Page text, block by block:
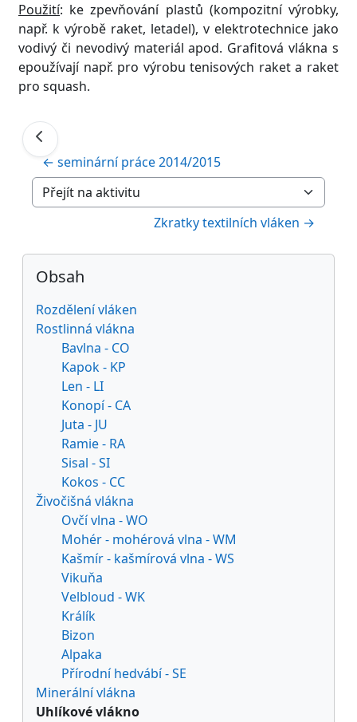
Použití: ke zpevňování plastů (kompozitní výrobky,
např. k výrobě raket, letadel), v elektrotechnice jako
vodivý či nevodivý materiál apod. Grafitová vlákna s
epoužívají např. pro výrobu tenisových raket a raket
pro squash.
← seminární práce 2014/2015
Přejít na aktivitu
Zkratky textilních vláken →
Bloky
Přeskočit: Obsah
Obsah
Rozdělení vláken
Rostlinná vlákna
Bavlna - CO
Kapok - KP
Len - LI
Konopí - CA
Juta - JU
Ramie - RA
Sisal - SI
Kokos - CC
Živočišná vlákna
Ovčí vlna - WO
Mohér - mohérová vlna - WM
Kašmír - kašmírová vlna - WS
Vikuňa
Velbloud - WK
Králík
Bizon
Alpaka
Přírodní hedvábí - SE
Minerální vlákna
Uhlíkové vlákno